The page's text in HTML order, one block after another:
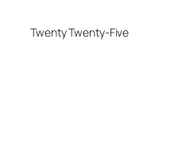
Twenty Twenty-Five